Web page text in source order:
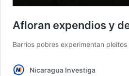
Afloran expendios y
Barrios pobres experimentan
Nicaragua Investiga